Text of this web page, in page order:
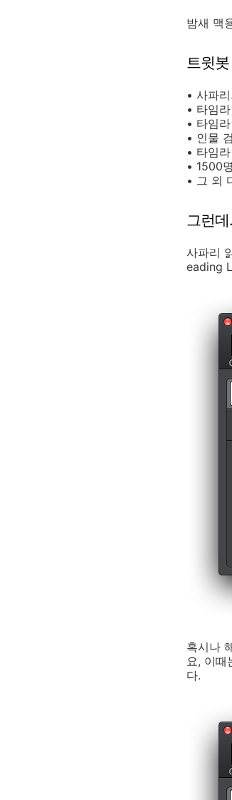
밤새 맥
트윗봇
• 사파
• 타임
• 타임
• 인물
• 타임
• 1500
• 그 외
그런
사파리
eading
혹시나
요, 이때
다.